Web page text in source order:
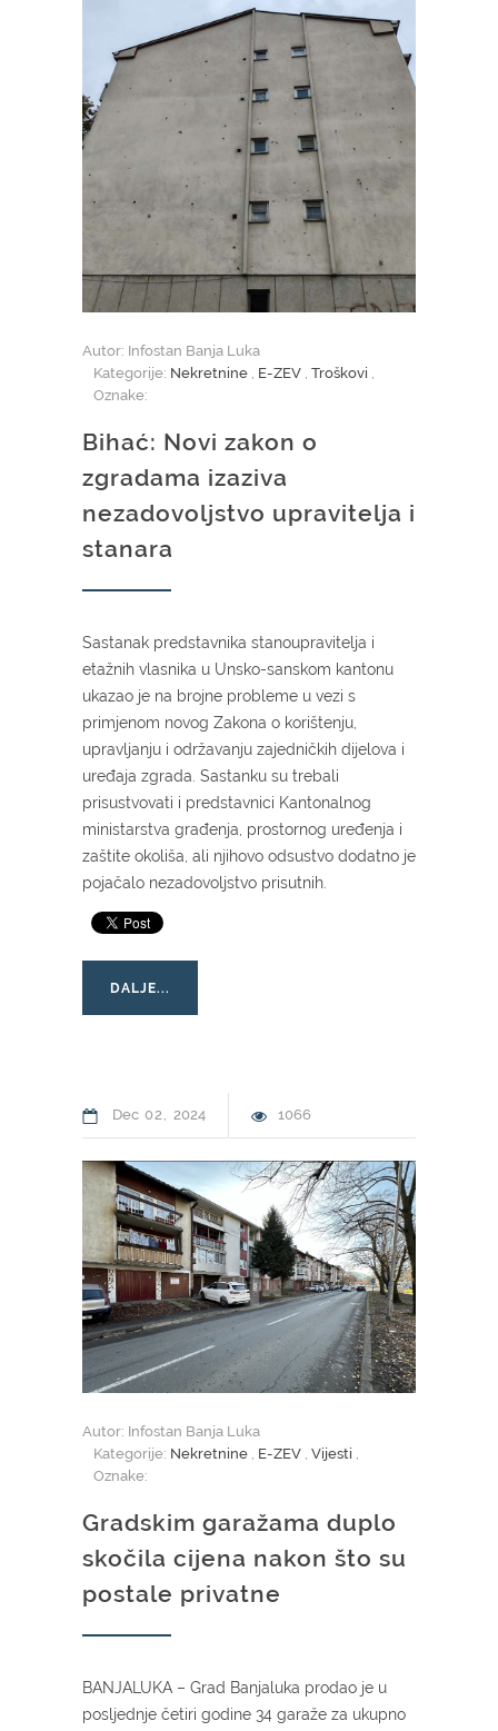
Autor: Infostan Banja Luka
Kategorije: Nekretnine , E-ZEV , Troškovi ,
Oznake:
Bihać: Novi zakon o
zgradama izaziva
nezadovoljstvo upravitelja i
stanara
Sastanak predstavnika stanoupravitelja i
etažnih vlasnika u Unsko-sanskom kantonu
ukazao je na brojne probleme u vezi s
primjenom novog Zakona o korištenju,
upravljanju i održavanju zajedničkih dijelova i
uređaja zgrada. Sastanku su trebali
prisustvovati i predstavnici Kantonalnog
ministarstva građenja, prostornog uređenja i
zaštite okoliša, ali njihovo odsustvo dodatno je
pojačalo nezadovoljstvo prisutnih.
DALJE...
Dec 02 2024 1066
Autor: Infostan Banja Luka
Kategorije: Nekretnine , E-ZEV , Vijesti ,
Oznake:
Gradskim garažama duplo
skočila cijena nakon što su
postale privatne
BANJALUKA – Grad Banjaluka prodao je u
posljednje četiri godine 34 garaže za ukupno